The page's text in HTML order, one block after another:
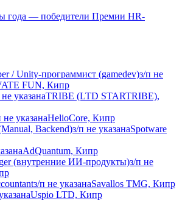
года — победители Премии HR-
/ Unity-программист (gamedev)з/п не
FUN, Кипр
указанаTRIBE (LTD STARTRIBE),
не указанаHelioCore, Кипр
Backend)з/п не указанаSpotware
AdQuantum, Кипр
(внутренние ИИ-продукты)з/п не
з/п не указанаSavallos TMG, Кипр
Uspio LTD, Кипр